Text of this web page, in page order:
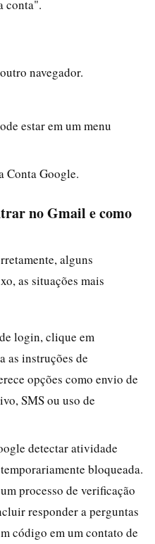
conta".
navegador.
estar em um menu
Conta Google.
no Gmail e como
alguns
as situações mais
login, clique em
as instruções de
opções como envio de
SMS ou uso de
detectar atividade
bloqueada.
processo de verificação
responder a perguntas
código em um contato de